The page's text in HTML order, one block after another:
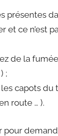
présentes
et ce n’est
de la
;
capots
route … ).
pour